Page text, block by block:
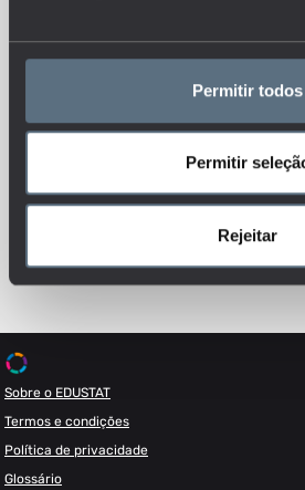
Permitir todos
Permitir
Rejeitar
Esteja sempre a par das novidades, siga-
Sobre o EDUSTAT
Termos e condições
Política de privacidade
Glossário